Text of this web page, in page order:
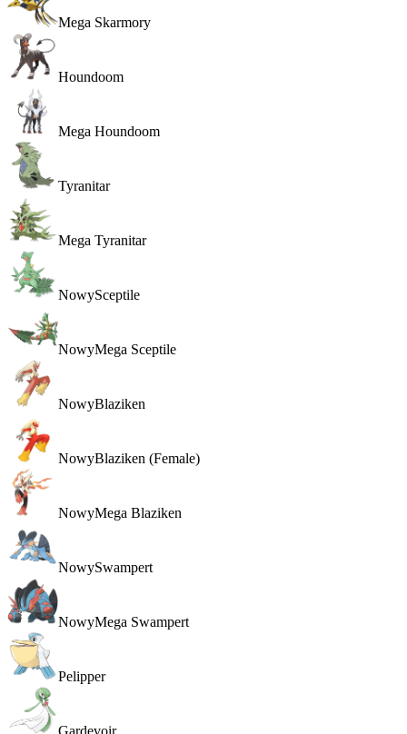
Mega Skarmory
Houndoom
Mega Houndoom
Tyranitar
Mega Tyranitar
NowySceptile
NowyMega Sceptile
NowyBlaziken
NowyBlaziken (Female)
NowyMega Blaziken
NowySwampert
NowyMega Swampert
Pelipper
Gardevoir